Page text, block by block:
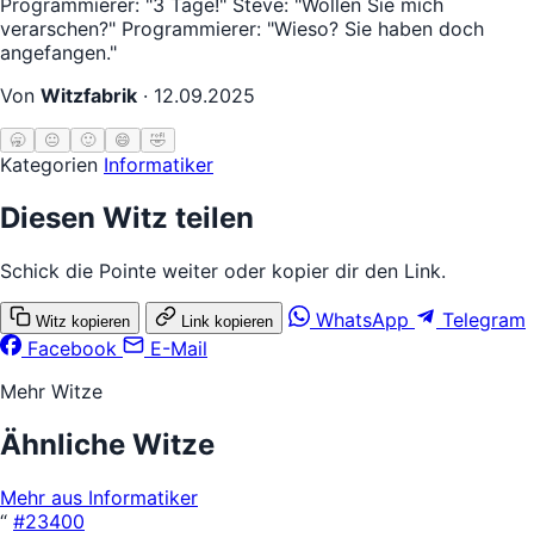
verarschen?" Programmierer: "Wieso? Sie haben doch
angefangen."
Von Witzfabrik · 12.09.2025
🥱 😐 🙂 😄 🤣
Kategorien Informatiker
Diesen Witz teilen
Schick die Pointe weiter oder kopier dir den Link.
Witz kopieren Link kopieren WhatsApp
Telegram
Facebook
E-Mail
Mehr Witze
Ähnliche Witze
Mehr aus Informatiker
“ #23400